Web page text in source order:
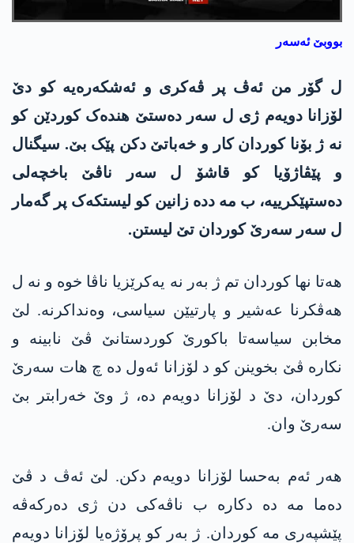
بووبێ ئەسەر
ل گۆر من ئەڤ پر ڤەکری و ئەشکەرەیە کو دێ
لۆزانا دویەم ژی ل سەر دەستێ ھندەک کوردێن کو
نە ژ بۆنا کوردان کار و خەباتێ دکن پێک بێ. سیگنال
و پێڤاژۆیا کو قاشۆ ل سەر ناڤێ باخچەلی
دەستپێکرییە، ب مە ددە زانین کو لیستکەک پر گەمار
ل سەر سەرێ کوردان تێ لیستن.
ھەتا نھا کوردان تم ژ بەر نە یەکرێزیا ناڤا خوە و نە ل
ھەڤکرنا عەشیر و پارتیێن سیاسی، وەنداکرنە. لێ
مخابن سیاسەتا باکورێ کوردستانێ ڤێ نابینە و
نکارە ڤێ بخوینن کو د لۆزانا ئەول دە چ ھات سەرێ
کوردان، دێ د لۆزانا دویەم دە، ژ وێ خەرابتر بێ
سەرێ وان.
ھەر ئەم بەحسا لۆزانا دویەم دکن. لێ ئەڤ د ڤێ
دەما مە دە دکارە ب ناڤەکی دن ژی دەرکەڤە
پێشپەری مە کوردان. ژ بەر کو پرۆژەیا لۆزانا دویەم